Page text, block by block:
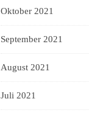
Oktober 2021
September 2021
August 2021
Juli 2021